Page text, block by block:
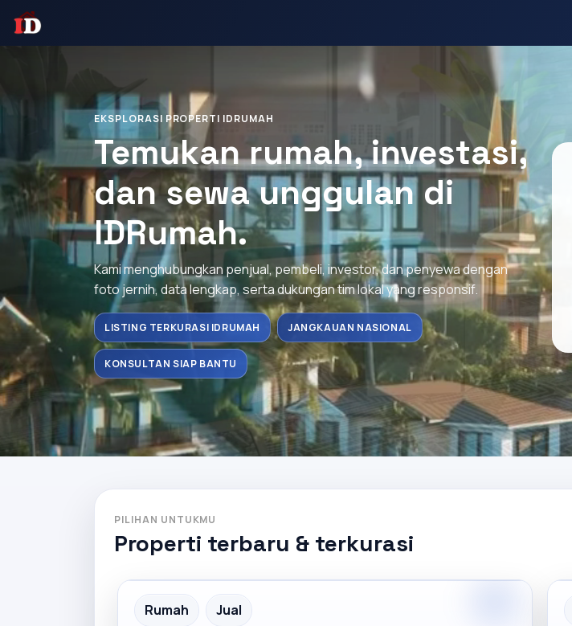
EKSPLORASI PROPERTI IDRUMAH
Temukan rumah, investasi,
dan sewa unggulan di
IDRumah.
Kami menghubungkan penjual, pembeli, investor, dan penyewa dengan
foto jernih, data lengkap, serta dukungan tim lokal yang responsif.
LISTING TERKURASI IDRUMAH JANGKAUAN NASIONAL
KONSULTAN SIAP BANTU
PILIHAN UNTUKMU
Properti terbaru & terkurasi
Partner Ad
Rumah Jual